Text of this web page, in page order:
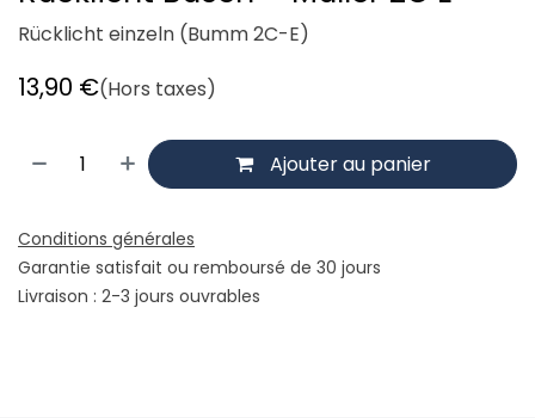
Rücklicht einzeln (Bumm 2C-E)
13,90 €(Hors taxes)
Ajouter au panier
Conditions générales
Garantie satisfait ou remboursé de 30 jours
Livraison : 2-3 jours ouvrables